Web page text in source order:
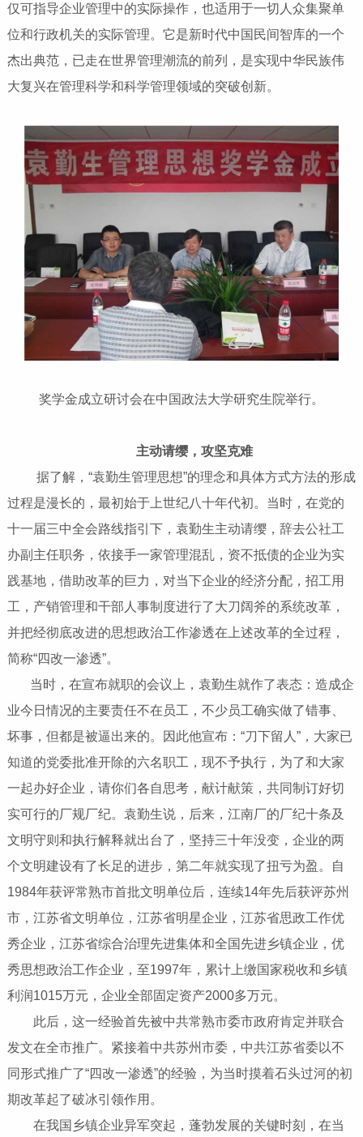
仅可指导企业管理中的实际操作，也适用于一切人众集聚单
位和行政机关的实际管理。它是新时代中国民间智库的一个
杰出典范，已走在世界管理潮流的前列，是实现中华民族伟
大复兴在管理科学和科学管理领域的突破创新。
奖学金成立研讨会在中国政法大学研究生院举行。
主动请缨，攻坚克难
据了解，“袁勤生管理思想”的理念和具体方式方法的形成
过程是漫长的，最初始于上世纪八十年代初。当时，在党的
十一届三中全会路线指引下，袁勤生主动请缨，辞去公社工
办副主任职务，依接手一家管理混乱，资不抵债的企业为实
践基地，借助改革的巨力，对当下企业的经济分配，招工用
工，产销管理和干部人事制度进行了大刀阔斧的系统改革，
并把经彻底改进的思想政治工作渗透在上述改革的全过程，
简称“四改一渗透”。
当时，在宣布就职的会议上，袁勤生就作了表态：造成企
业今日情况的主要责任不在员工，不少员工确实做了错事、
坏事，但都是被逼出来的。因此他宣布：“刀下留人”，大家已
知道的党委批准开除的六名职工，现不予执行，为了和大家
一起办好企业，请你们各自思考，献计献策，共同制订好切
实可行的厂规厂纪。袁勤生说，后来，江南厂的厂纪十条及
文明守则和执行解释就出台了，坚持三十年没变，企业的两
个文明建设有了长足的进步，第二年就实现了扭亏为盈。自
1984年获评常熟市首批文明单位后，连续14年先后获评苏州
市，江苏省文明单位，江苏省明星企业，江苏省思政工作优
秀企业，江苏省综合治理先进集体和全国先进乡镇企业，优
秀思想政治工作企业，至1997年，累计上缴国家税收和乡镇
利润1015万元，企业全部固定资产2000多万元。
此后，这一经验首先被中共常熟市委市政府肯定并联合
发文在全市推广。紧接着中共苏州市委，中共江苏省委以不
同形式推广了“四改一渗透”的经验，为当时摸着石头过河的初
期改革起了破冰引领作用。
在我国乡镇企业异军突起，蓬勃发展的关键时刻，在当